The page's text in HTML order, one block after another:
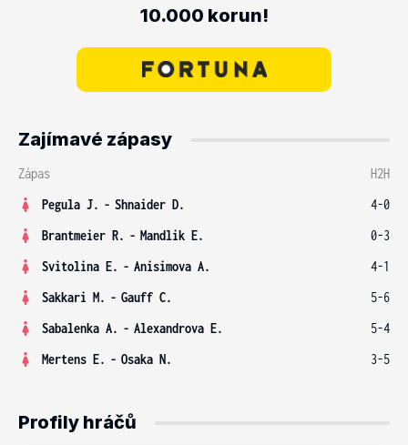
10.000 korun!
Zajímavé zápasy
Zápas
H2H
Pegula J. - Shnaider D.
4-0
Brantmeier R. - Mandlik E.
0-3
Svitolina E. - Anisimova A.
4-1
Sakkari M. - Gauff C.
5-6
Sabalenka A. - Alexandrova E.
5-4
Mertens E. - Osaka N. 3-5
Profily hráčů